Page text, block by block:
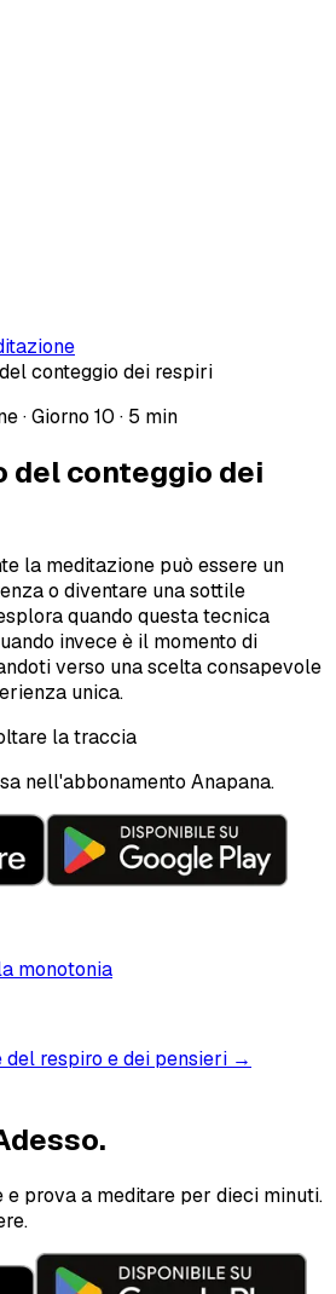
conteggio dei respiri
·Giorno 10 · 5 min
del conteggio dei
la meditazione può essere un
o diventare una sottile
quando questa tecnica
invece è il momento di
verso una scelta consapevole
unica.
la traccia
nell'abbonamento Anapana.
monotonia
respiro e dei pensieri →
prova a meditare per dieci minuti.